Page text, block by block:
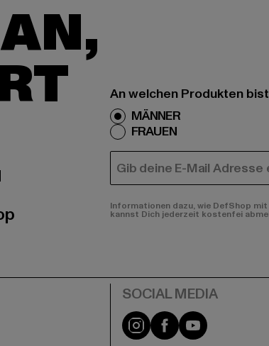
An welchen Produkten
MÄNNER
FRAUEN
E-MAIL
Informationen dazu, wie DefShop
kannst Dich jederzeit kostenfei
Instagram
FacebookYouTube